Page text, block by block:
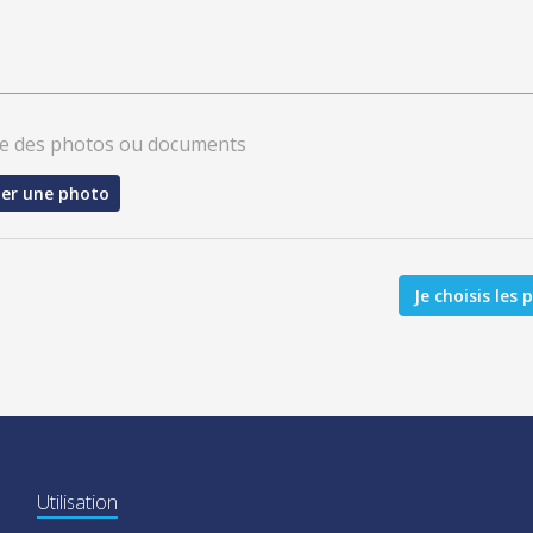
des photos ou documents
une photo
Je choisis les
Utilisation